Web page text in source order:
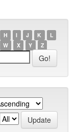
H I J K
L
W X Y Z